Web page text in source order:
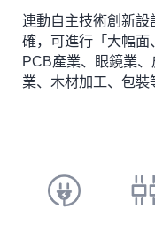
連動自主技術創新
確，可進行「大幅
PCB產業、眼鏡業
業、木材加工、包裝